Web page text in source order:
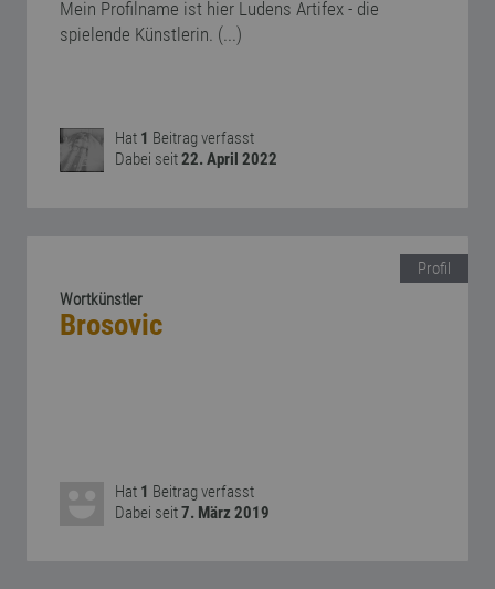
Mein Profilname ist hier Ludens Artifex - die
spielende Künstlerin. (...)
Hat 1 Beitrag verfasst
Dabei seit22. April 2022
Profil
Wortkünstler
Brosovic
Hat 1 Beitrag verfasst
Dabei seit7. März 2019